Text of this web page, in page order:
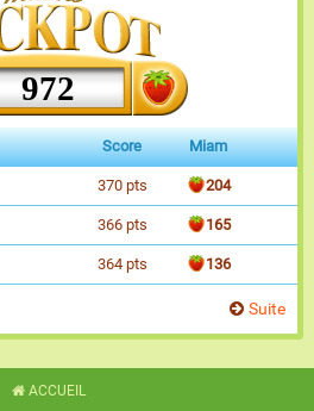
972
Score Miam
370 pts 204
366 pts 165
364 pts 136
Suite
ACCUEIL